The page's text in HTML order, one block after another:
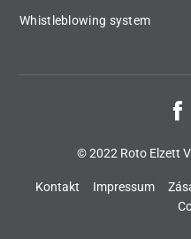
Whistleblowing system
© 2022 Roto Elzett
Kontakt Impressum